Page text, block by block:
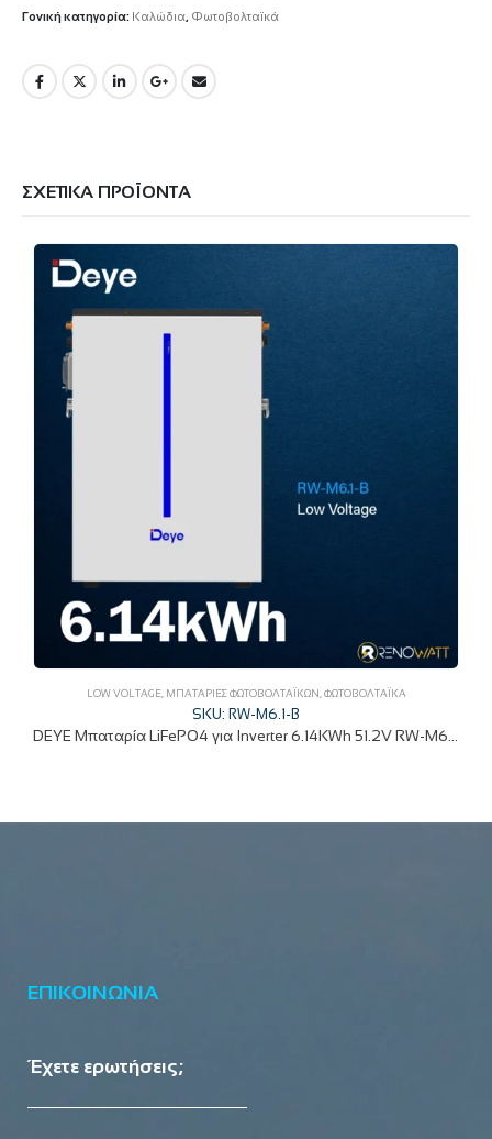
Γονική κατηγορία: Καλώδια, Φωτοβολταϊκά
ΣΧΕΤΙΚΆ ΠΡΟΪΌΝΤΑ
LOW VOLTAGE, ΜΠΑΤΑΡΊΕΣ ΦΩΤΟΒΟΛΤΑΪΚΏΝ ΦΩΤΟΒΟΛΤΑΪΚΆ
SKU: RW-M6.1-B
ΕΠΙΚΟΙΝΩΝΙΑ
Έχετε ερωτήσεις;